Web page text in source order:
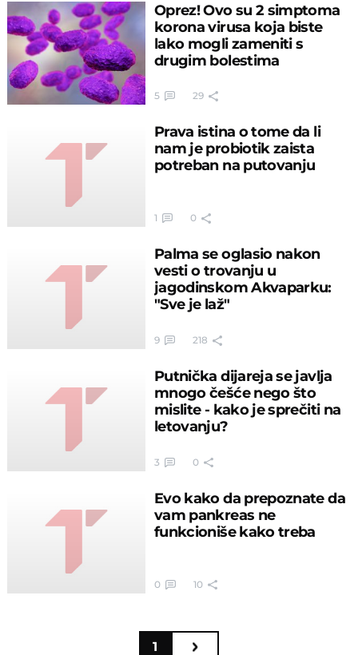
Oprez! Ovo su 2 simptoma
korona virusa koja biste
lako mogli zameniti s
drugim bolestima
5 29
Prava istina o tome da li
nam je probiotik zaista
potreban na putovanju
1 0
Palma se oglasio nakon
vesti o trovanju u
jagodinskom Akvaparku:
"Sve je laž"
9 218
Putnička dijareja se javlja
mnogo češće nego što
mislite - kako je sprečiti na
letovanju?
3 0
Evo kako da prepoznate da
vam pankreas ne
funkcioniše kako treba
0 10
1